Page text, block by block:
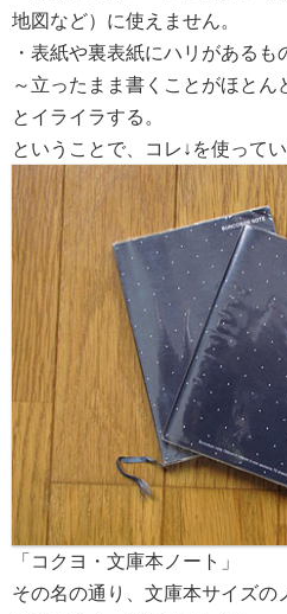
地図など）に使えません。
・表紙や裏表紙にハリがあるも
～立ったまま書くことがほとん
とイライラする。
ということで、コレ↓を使って
「コクヨ・文庫本ノート」
その名の通り、文庫本サイズの